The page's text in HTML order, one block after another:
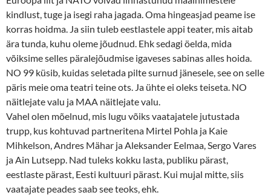
kindlust, tuge ja isegi raha jagada. Oma hingeasjad peame ise
korras hoidma. Ja siin tuleb eestlastele appi teater, mis aitab
ära tunda, kuhu oleme jõudnud. Ehk sedagi öelda, mida
võiksime selles päralejõudmise igaveses sabinas alles hoida.
NO 99 küsib, kuidas seletada pilte surnud jänesele, see on selle
päris meie oma teatri teine ots. Ja ühte ei oleks teiseta. NO
näitlejate valu ja MAA näitlejate valu.
Vahel olen mõelnud, mis lugu võiks vaatajatele jutustada
trupp, kus kohtuvad partneritena Mirtel Pohla ja Kaie
Mihkelson, Andres Mähar ja Aleksander Eelmaa, Sergo Vares
ja Ain Lutsepp. Nad tuleks kokku lasta, publiku pärast,
eestlaste pärast, Eesti kultuuri pärast. Kui mujal mitte, siis
vaatajate peades saab see teoks, ehk.